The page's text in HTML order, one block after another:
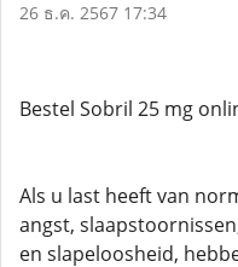
26 ธ.ค. 2567 17:34
Bestel Sobril 25 mg
Als u last heeft van
angst,
en slapeloosheid,